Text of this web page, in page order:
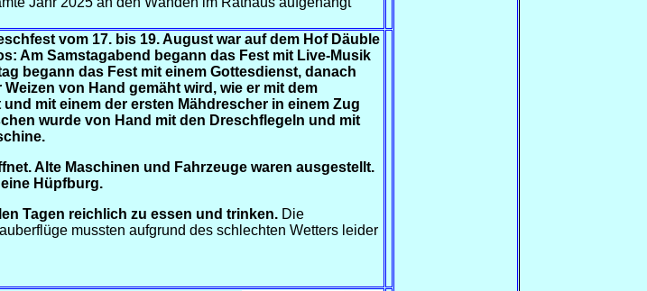
vom 17. bis 19. August war auf dem Hof Däuble
Am Samstagabend begann das Fest mit Live-Musik
begann das Fest mit einem Gottesdienst, danach
von Hand gemäht wird, wie er mit dem
mit einem der ersten Mähdrescher in einem Zug
wurde von Hand mit den Dreschflegeln und mit
Alte Maschinen und Fahrzeuge waren ausgestellt.
Hüpfburg.
Tagen reichlich zu essen und trinken. Die
mussten aufgrund des schlechten Wetters leider